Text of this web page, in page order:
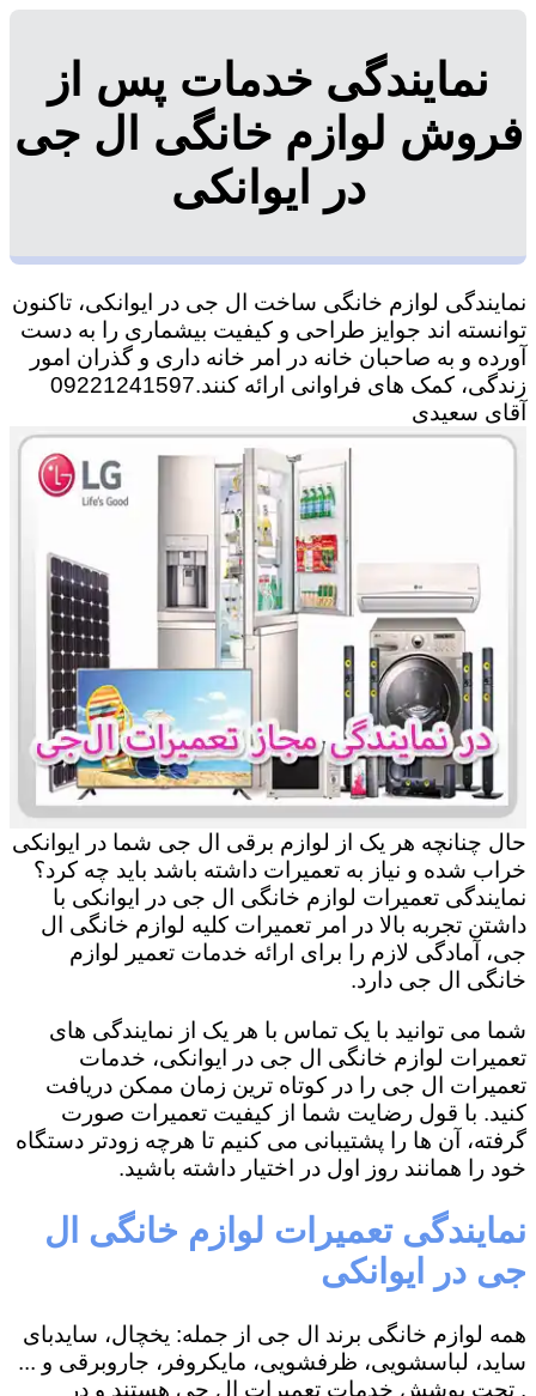
نمایندگی خدمات پس از
فروش لوازم خانگی ال جی
در ایوانکی
نمایندگی لوازم خانگی ساخت ال جی در ایوانکی، تاکنون
توانسته اند جوایز طراحی و کیفیت بیشماری را به دست
آورده و به صاحبان خانه در امر خانه داری و گذران امور
زندگی، کمک های فراوانی ارائه کنند.09221241597
آقای سعیدی
حال چنانچه هر یک از لوازم برقی ال جی شما در ایوانکی
خراب شده و نیاز به تعمیرات داشته باشد باید چه کرد؟
نمایندگی تعمیرات لوازم خانگی ال جی در ایوانکی با
داشتن تجربه بالا در امر تعمیرات کلیه لوازم خانگی ال
جی، آمادگی لازم را برای ارائه خدمات تعمیر لوازم
خانگی ال جی دارد.
شما می توانید با یک تماس با هر یک از نمایندگی های
تعمیرات لوازم خانگی ال جی در ایوانکی، خدمات
تعمیرات ال جی را در کوتاه ترین زمان ممکن دریافت
کنید. با قول رضایت شما از کیفیت تعمیرات صورت
گرفته، آن ها را پشتیبانی می کنیم تا هرچه زودتر دستگاه
خود را همانند روز اول در اختیار داشته باشید.
نمایندگی تعمیرات لوازم خانگی ال
جی در ایوانکی
همه لوازم خانگی برند ال جی از جمله: یخچال، سایدبای
ساید، لباسشویی، ظرفشویی، مایکروفر، جاروبرقی و ...
. تحت پوشش خدمات تعمیرات ال جی هستند و در